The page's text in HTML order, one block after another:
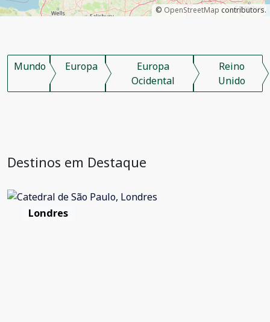
© OpenStreetMap contributors.
Mundo Europa
Europa
Ocidental
Reino
Unido
Destinos em Destaque
Londres